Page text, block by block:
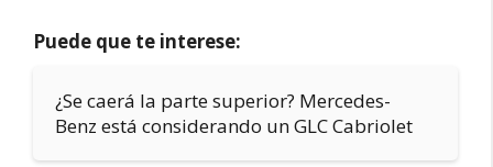
Puede que te interese:
¿Se caerá la parte superior? Mercedes-
Benz está considerando un GLC Cabriolet